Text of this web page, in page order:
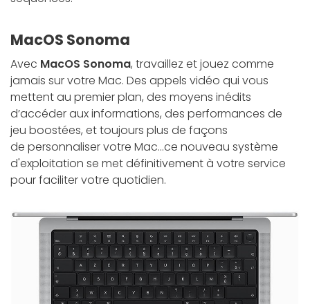
MacOS Sonoma
Avec MacOS Sonoma, travaillez et jouez comme
jamais sur votre Mac. Des appels vidéo qui vous
mettent au premier plan, des moyens inédits
d’accéder aux informations, des performances de
jeu boostées, et toujours plus de façons
de personnaliser votre Mac...ce nouveau système
d'exploitation se met définitivement à votre service
pour faciliter votre quotidien.